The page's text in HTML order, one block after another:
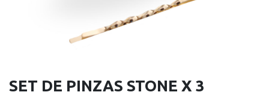
SET DE PINZAS STONE X 3